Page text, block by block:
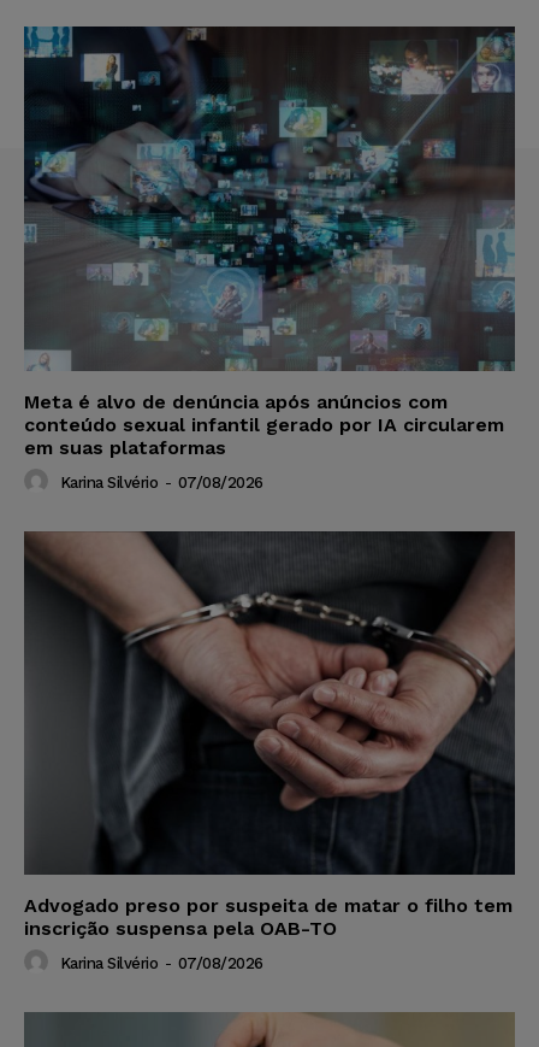
Meta é alvo de denúncia após anúncios com
conteúdo sexual infantil gerado por IA circularem
em suas plataformas
Karina Silvério - 07/08/2026
Advogado preso por suspeita de matar o filho tem
inscrição suspensa pela OAB-TO
Karina Silvério - 07/08/2026